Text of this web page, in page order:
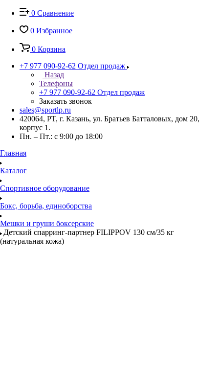
0 Сравнение
0 Избранное
0 Корзина
+7 977 090-92-62 Отдел продаж
Назад
Телефоны
+7 977 090-92-62 Отдел продаж
Заказать звонок
sales@sportlp.ru
420064, PT, г. Казань, ул. Братьев Батталовых, дом 20,
корпус 1.
Пн. – Пт.: с 9:00 до 18:00
Главная
Каталог
Спортивное оборудование
Бокс, борьба, единоборства
Мешки и груши боксерские
Детский спарринг-партнер FILIPPOV 130 см/35 кг
(натуральная кожа)